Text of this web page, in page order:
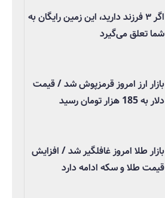
اگر ۳ فرزند دارید، این زمین رایگان به
شما تعلق می‌گیرد
بازار ارز امروز قرمزپوش شد / قیمت
دلار به 185 هزار تومان رسید
بازار طلا امروز غافلگیر شد / افزایش
قیمت طلا و سکه ادامه دارد